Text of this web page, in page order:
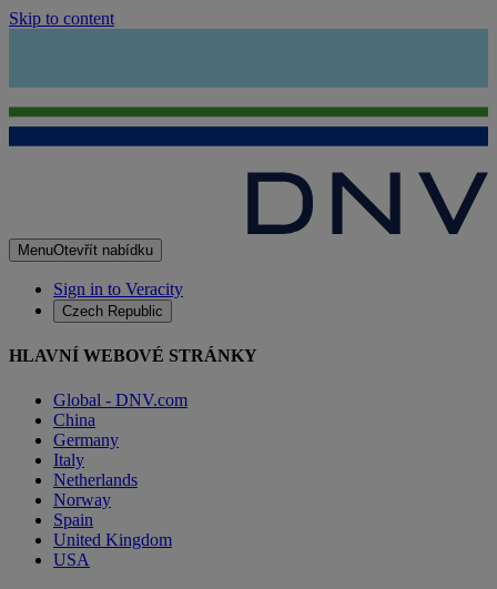
Skip to content
MenuOtevřít nabídku
Sign in to Veracity
Czech Republic
HLAVNÍ WEBOVÉ STRÁNKY
Global - DNV.com
China
Germany
Italy
Netherlands
Norway
Spain
United Kingdom
USA